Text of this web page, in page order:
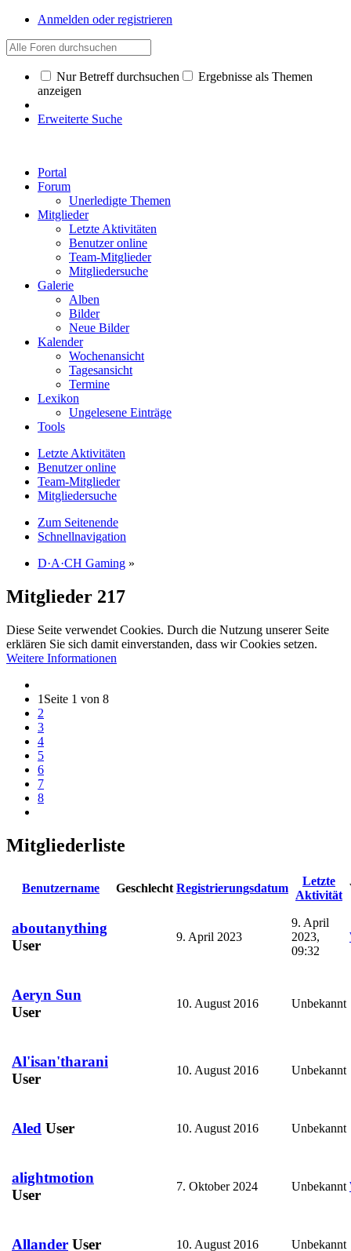
Anmelden oder registrieren
Nur Betreff durchsuchen
Ergebnisse als Themen
anzeigen
Erweiterte Suche
Portal
Forum
Unerledigte Themen
Mitglieder
Letzte Aktivitäten
Benutzer online
Team-Mitglieder
Mitgliedersuche
Galerie
Alben
Bilder
Neue Bilder
Kalender
Wochenansicht
Tagesansicht
Termine
Lexikon
Ungelesene Einträge
Tools
Letzte Aktivitäten
Benutzer online
Team-Mitglieder
Mitgliedersuche
Zum Seitenende
Schnellnavigation
D·A·CH Gaming »
Mitglieder 217
Diese Seite verwendet Cookies. Durch die Nutzung unserer Seite
erklären Sie sich damit einverstanden, dass wir Cookies setzen.
Weitere Informationen
1 Seite 1 von 8
2
3
4
5
6
7
8
Mitgliederliste
Benutzername Geschlecht Registrierungsdatum
Letzte
Aktivität
aboutanything
User
9. April 2023
9. April
2023,
09:32
Aeryn Sun
User
10. August 2016 Unbekannt
Al'isan'tharani
User
10. August 2016 Unbekannt
Aled User 10. August 2016 Unbekannt
alightmotion
User
7. Oktober 2024 Unbekannt
Allander User 10. August 2016 Unbekannt